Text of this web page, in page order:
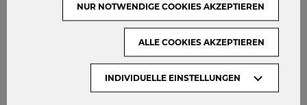
INDIVIDUELLE EINSTELLUNGEN
NUR NOTWENDIGE COOKIES AKZEPTIEREN
ALLE COOKIES AKZEPTIEREN